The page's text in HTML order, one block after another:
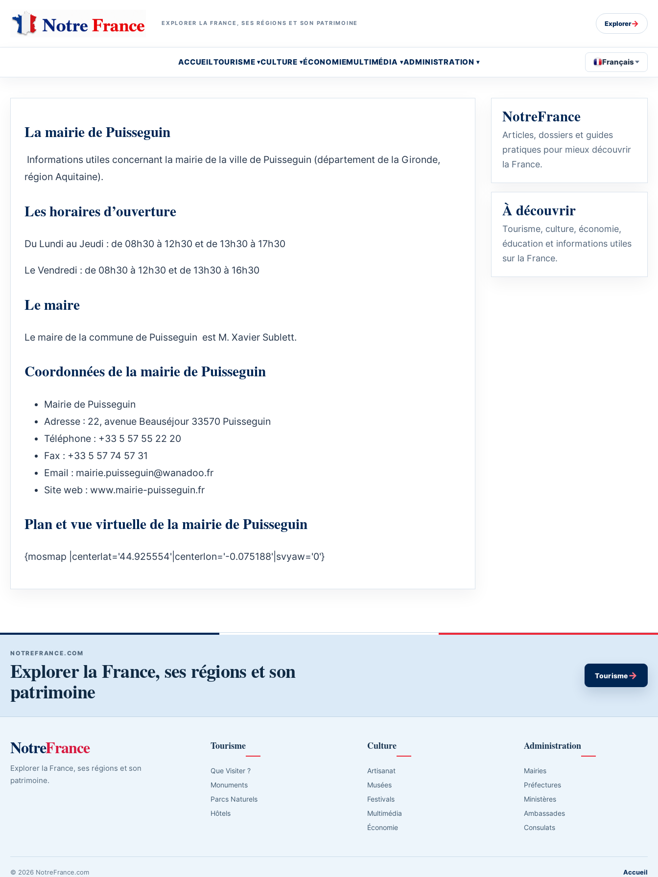
EXPLORER LA FRANCE, SES RÉGIONS ET SON PATRIMOINE Explorer→
ACCUEILTOURISME CULTURE ÉCONOMIEMULTIMÉDIA ADMINISTRATION Français
La mairie de Puisseguin
Informations utiles concernant la mairie de la ville de Puisseguin (département de la Gironde,
région Aquitaine).
Les horaires d’ouverture
Du Lundi au Jeudi : de 08h30 à 12h30 et de 13h30 à 17h30
Le Vendredi : de 08h30 à 12h30 et de 13h30 à 16h30
Le maire
Le maire de la commune de Puisseguin est M. Xavier Sublett.
Coordonnées de la mairie de Puisseguin
Mairie de Puisseguin
Adresse : 22, avenue Beauséjour 33570 Puisseguin
Téléphone : +33 5 57 55 22 20
Fax : +33 5 57 74 57 31
Email : mairie.puisseguin@wanadoo.fr
Site web : www.mairie-puisseguin.fr
Plan et vue virtuelle de la mairie de Puisseguin
{mosmap |centerlat='44.925554'|centerlon='-0.075188'|svyaw='0'}
NotreFrance
Articles, dossiers et guides
pratiques pour mieux découvrir
la France.
À découvrir
Tourisme, culture, économie,
éducation et informations utiles
sur la France.
NOTREFRANCE.COM
Explorer la France, ses régions et son
patrimoine
Tourisme→
NotreFrance
Explorer la France, ses régions et son
patrimoine.
Tourisme
Que Visiter ?
Monuments
Parcs Naturels
Hôtels
Culture
Artisanat
Musées
Festivals
Multimédia
Économie
Administration
Mairies
Préfectures
Ministères
Ambassades
Consulats
© 2026 NotreFrance.com Accueil